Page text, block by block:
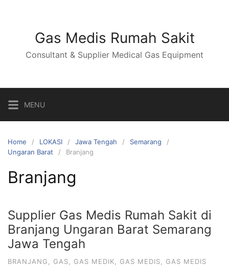
Gas Medis Rumah Sakit
Consultant & Supplier Medical Gas Equipment
MENU
Home LOKASI Jawa Tengah
Semarang
Ungaran Barat
Branjang
Branjang
Supplier Gas Medis Rumah Sakit di
Branjang Ungaran Barat Semarang
Jawa Tengah
BRANJANG GAS GAS MEDIK GAS MEDIS
GAS MEDIS